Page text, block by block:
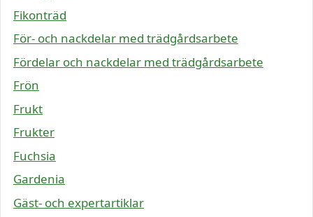
Fikonträd
För- och nackdelar med trädgårdsarbete
Fördelar och nackdelar med trädgårdsarbete
Frön
Frukt
Frukter
Fuchsia
Gardenia
Gäst- och expertartiklar